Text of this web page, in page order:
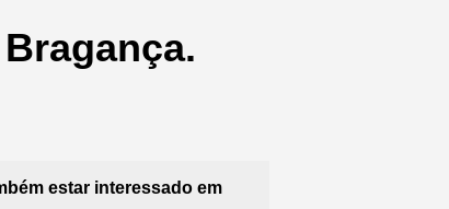
estar interessado em